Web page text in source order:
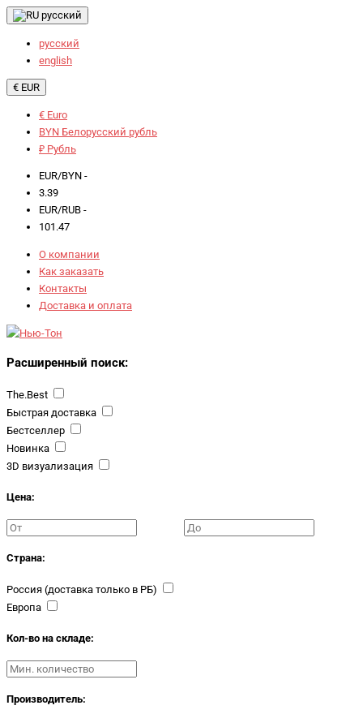
русский
русский
english
€ EUR
€ Euro
BYN Белорусский рубль
₽ Рубль
EUR/BYN -
3.39
EUR/RUB -
101.47
О компании
Как заказать
Контакты
Доставка и оплата
Расширенный поиск:
The.Best
Быстрая доставка
Бестселлер
Новинка
3D визуализация
Цена:
Страна:
Россия (доставка только в РБ)
Европа
Кол-во на складе:
Производитель: